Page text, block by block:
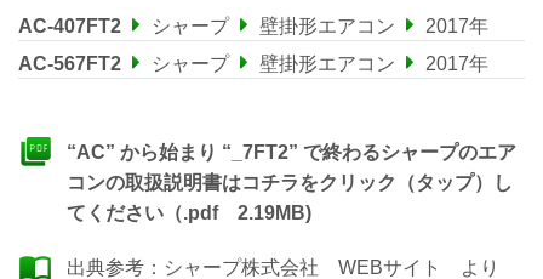
AC-407FT2 シャープ 壁掛形エアコン
2017年
AC-567FT2
シャープ 壁掛形エアコン 2017年
“AC” から始まり “_7FT2” で終わるシャープのエア
コンの取扱説明書はコチラをクリック（タップ）し
てください（.pdf 2.19MB)
出典参考： シャープ株式会社 WEBサイト より